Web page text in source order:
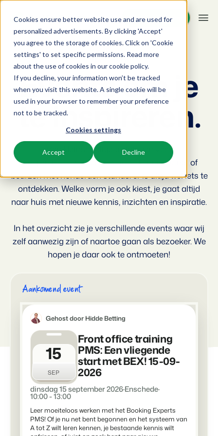
Cookies ensure better website use and are used for
personalized advertisements. By clicking 'Accept'
you agree to the storage of cookies. Click on 'Cookie
settings' to set specific permissions. Read more
about the use of cookies in our cookie policy.
If you decline, your information won’t be tracked
when you visit this website. A single cookie will be
used in your browser to remember your preference
not to be tracked.
Cookies settings
Accept Decline
Demo aanvragen
Demo aanvragen
Platform
BEX PMS
Reserveringssysteem
Beheer alle back office processen.
Adverteer jouw aanbod op een mix van kanalen.
Boost directe boekingen via jouw website.
App Store
Business Intelligence
Maak betere keuzes op basis van data.
Bied transparantie aan eigenaren.
Website Integratie
Heb je al een website? Integratie is mogelijk.
Overstappen naar BEX
Klaar om te groeien?
BEX CMS
Breng je merk tot leven met onze websitebouwer.
Oplossingen
Booking Experts voor:
Villa's, bungalows, chalets en boomhutten.
Hotelkamers, appartementen, B&Bs en pensions.
Resorts
Campings
Kampeerplaatsen, glamping tenten en caravans.
Verhuurorganisaties
Exclusieve verhuur en resellers.
Projectontwikkelaars
Vastgoed en nieuwbouwprojecten.
Kleinschalige recreatiebedrijven
Vakantieboerderijen, appartementen en boetiekhotels
Resources
Kennis
BEX Educate | Pro
Blijven leren, blijven leiden in de recreatie.
BEX Educate | NextGen
Blog
Lees over trends in de sector en krijg tips.
Kom in contact
Customer Success
Krijg antwoord op jouw vragen.
Developers
Ontwikkel jouw oplossing met onze open API.
Overstappen naar BEX
Klaar om te groeien?
Partners
Prijzen
Klantverhalen
BEX Overzicht
Voor campings
Overstappen naar BEX
NL
BEX Events
Events om je
te inspireren.
Van kleinschalige trainingen voor
receptiemedewerkers tot grote kennisevents of
beurzen met honderden stands: er is altijd wel iets te
ontdekken. Welke vorm je ook kiest, je gaat altijd
naar huis met nieuwe kennis, inzichten en inspiratie.
In het overzicht zie je verschillende events waar wij
zelf aanwezig zijn of naartoe gaan als bezoeker. We
hopen je daar ook te ontmoeten!
Aankomend event
Gehost door Hidde Betting
15
SEP
Front office training
PMS: Een vliegende
start met BEX! 15-09-
2026
dinsdag 15 september 2026·Enschede·
10:00 - 13:00
Leer moeiteloos werken met het Booking Experts
PMS! Of je nu net bent begonnen en het systeem van
A tot Z wilt leren kennen, je bestaande kennis wilt